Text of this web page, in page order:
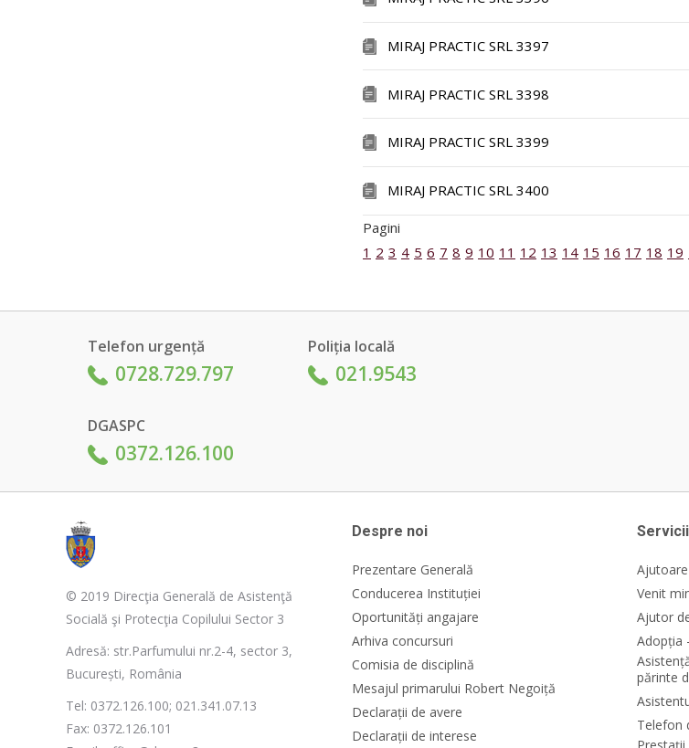
MIRAJ PRACTIC SRL 3397
MIRAJ PRACTIC SRL 3398
MIRAJ PRACTIC SRL 3399
MIRAJ PRACTIC SRL 3400
Pagini
1 2 3 4 5 6 7 8 9 10 11 12 13 14 15 16 17 18 19
Telefon urgență
0728.729.797
Poliția locală
021.9543
DGASPC
0372.126.100
© 2019 Direcţia Generală de Asistenţă
Socială şi Protecţia Copilului Sector 3
Adresă: str.Parfumului nr.2-4, sector 3,
București, România
Tel: 0372.126.100; 021.341.07.13
Fax: 0372.126.101
Despre noi
Prezentare Generală
Conducerea Instituției
Oportunități angajare
Arhiva concursuri
Comisia de disciplină
Mesajul primarului Robert Negoiță
Declarații de avere
Declarații de interese
Servicii
Venit
Ajutor
Adopția
părinte
Telefon